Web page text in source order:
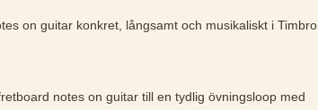
on guitar konkret, långsamt och musikaliskt i Timbro
notes on guitar till en tydlig övningsloop med